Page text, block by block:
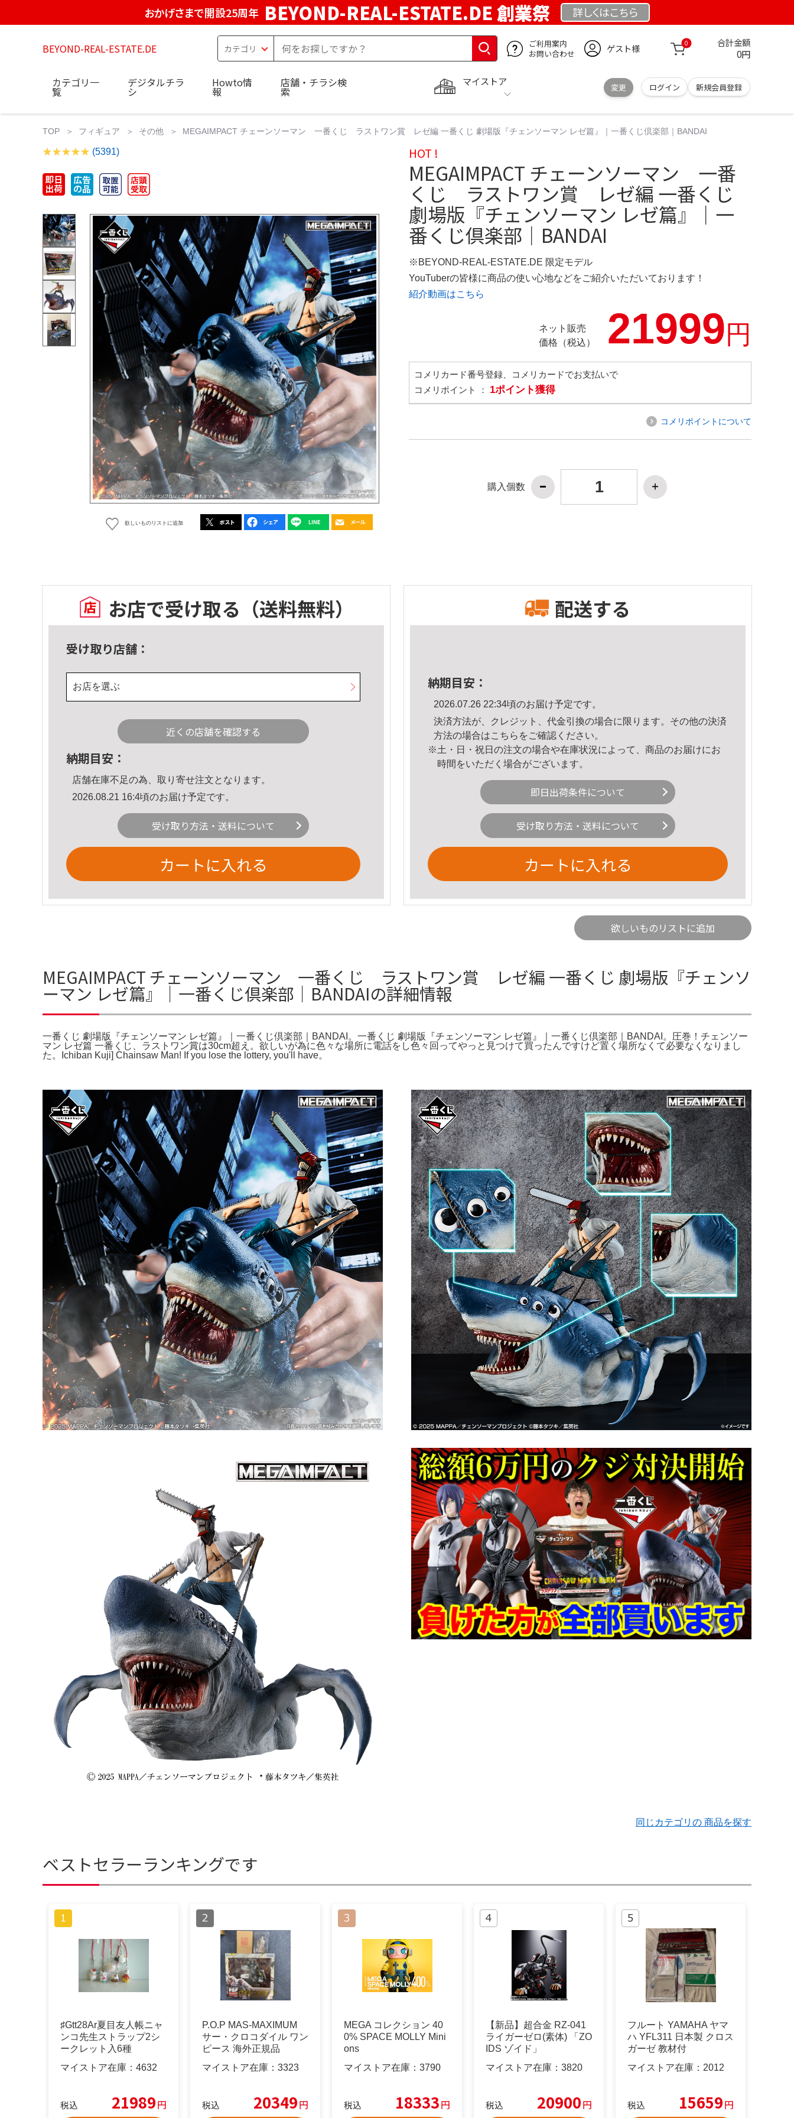
おかげさまで開設25周年 BEYOND-REAL-ESTATE.DE 創業祭 詳しくはこちら
BEYOND-REAL-ESTATE.DE
ご利用案内
お問い合わせ
ゲスト様 0 合計金額
0円
マイストア
変更 ログイン 新規会員登録
カテゴリ一
覧
デジタルチラ
シ
Howto情
報
店舗・チラシ検
索
TOP フィギュア その他 MEGAIMPACT チェーンソーマン 一番くじ ラストワン賞 レゼ編 一番くじ 劇場版『チェンソーマン レゼ篇』｜一番くじ倶楽部｜BANDAI
(5391)
欲しいものリストに追加
HOT !
MEGAIMPACT チェーンソーマン 一番
くじ ラストワン賞 レゼ編 一番くじ
劇場版『チェンソーマン レゼ篇』｜一
番くじ倶楽部｜BANDAI
※BEYOND-REAL-ESTATE.DE 限定モデル
YouTuberの皆様に商品の使い心地などをご紹介いただいております！
紹介動画はこちら
ネット販売
価格（税込）
21999円
コメリカード番号登録、コメリカードでお支払いで
コメリポイント ： 1ポイント獲得
コメリポイントについて
購入個数
お店で受け取る （送料無料）
受け取り店舗：
お店を選ぶ
近くの店舗を確認する
納期目安：
店舗在庫不足の為、取り寄せ注文となります。
2026.08.21 16:4頃のお届け予定です。
受け取り方法・送料について
カートに入れる
配送する
納期目安：
2026.07.26 22:34頃のお届け予定です。
決済方法が、クレジット、代金引換の場合に限ります。その他の決済
方法の場合はこちら をご確認ください。
※土・日・祝日の注文の場合や在庫状況によって、商品のお届けにお
時間をいただく場合がございます。
即日出荷条件について
受け取り方法・送料について
カートに入れる
欲しいものリストに追加
MEGAIMPACT チェーンソーマン 一番くじ ラストワン賞 レゼ編 一番くじ 劇場版『チェンソ
ーマン レゼ篇』｜一番くじ倶楽部｜BANDAIの詳細情報
一番くじ 劇場版『チェンソーマン レゼ篇』｜一番くじ倶楽部｜BANDAI。一番くじ 劇場版『チェンソーマン レゼ篇』｜一番くじ倶楽部｜BANDAI。圧巻！チェンソー
マン レゼ篇 一番くじ、ラストワン賞は30cm超え。欲しいが為に色々な場所に電話をし色々回ってやっと見つけて買ったんですけど置く場所なくて必要なくなりまし
た。Ichiban Kuji] Chainsaw Man! If you lose the lottery, you'll have。
同じカテゴリの 商品を探す
ベストセラーランキングです
♯Gtt28Ar夏目友人帳ニャ
ンコ先生ストラップ2シ
ークレット入6種
マイストア在庫： 4632
税込 21989円
P.O.P MAS-MAXIMUM
サー・クロコダイル ワン
ピース 海外正規品
マイストア在庫： 3323
税込 20349円
MEGA コレクション 40
0% SPACE MOLLY Mini
ons
マイストア在庫： 3790
税込 18333円
【新品】超合金 RZ-041
ライガーゼロ(素体) 「ZO
IDS ゾイド」
マイストア在庫： 3820
税込 20900円
フルート YAMAHA ヤマ
ハ YFL311 日本製 クロス
ガーゼ 教材付
マイストア在庫： 2012
税込 15659円